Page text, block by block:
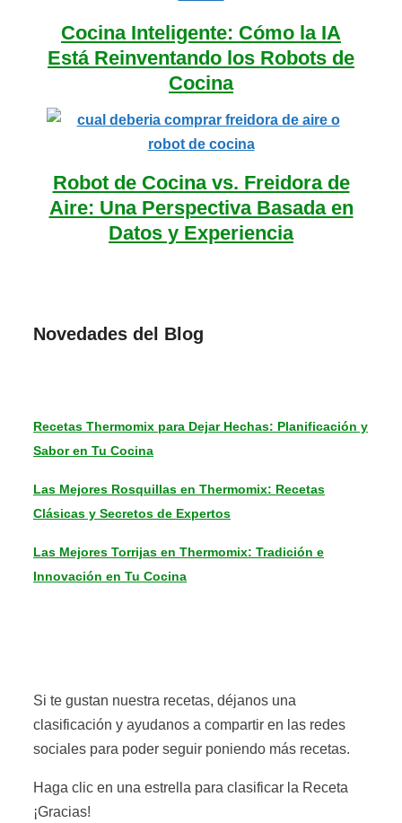
Cocina Inteligente: Cómo la IA
Está Reinventando los Robots de
Cocina
Robot de Cocina vs. Freidora de
Aire: Una Perspectiva Basada en
Datos y Experiencia
Novedades del Blog
Recetas Thermomix para Dejar Hechas: Planificación y
Sabor en Tu Cocina
Las Mejores Rosquillas en Thermomix: Recetas
Clásicas y Secretos de Expertos
Las Mejores Torrijas en Thermomix: Tradición e
Innovación en Tu Cocina
Si te gustan nuestra recetas, déjanos una
clasificación y ayudanos a compartir en las redes
sociales para poder seguir poniendo más recetas.
Haga clic en una estrella para clasificar la Receta
¡Gracias!